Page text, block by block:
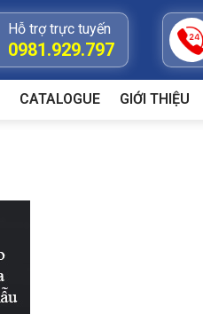
Hỗ trợ trực tuyến
0981.929.797
CATALOGUE GIỚI THIỆU